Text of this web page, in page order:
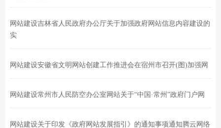
网站建设吉林省人民政府办公厅关于加强政府网站信息内容建设的
实
网站建设安徽省文明网站创建工作推进会在宿州市召开(图)加强网
网站建设常州市人民防空办公室网站关于“中国·常州”政府门户网
网站建设关于印发《政府网站发展指引》的通知事项通知腾云网络